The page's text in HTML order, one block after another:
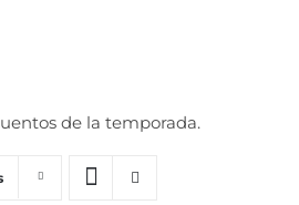
de la temporada.